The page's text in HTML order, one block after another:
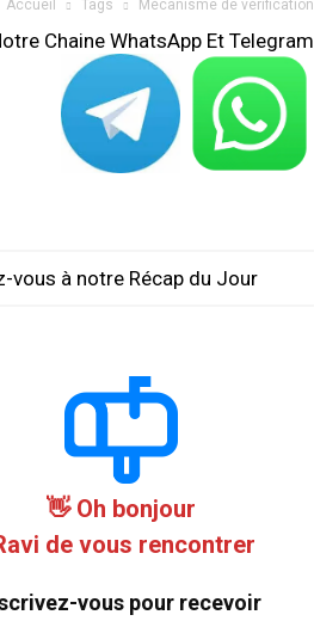
Accueil Tags Mécanisme de vérification
Chaine WhatsApp Et Telegram
vous à notre Récap du Jour
Oh bonjour 👋
de vous rencontrer.
vous pour recevoir